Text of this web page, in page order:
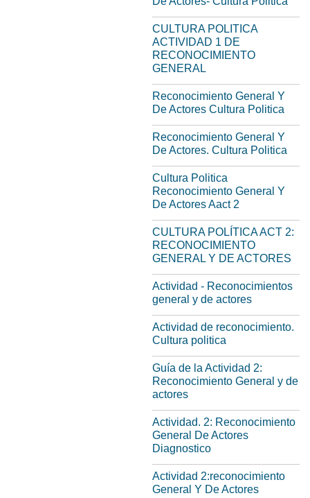
CULTURA POLITICA
ACTIVIDAD 1 DE
RECONOCIMIENTO
GENERAL
Reconocimiento General Y
De Actores Cultura Politica
Reconocimiento General Y
De Actores. Cultura Politica
Cultura Politica
Reconocimiento General Y
De Actores Aact 2
CULTURA POLÍTICA ACT 2:
RECONOCIMIENTO
GENERAL Y DE ACTORES
Actividad - Reconocimientos
general y de actores
Actividad de reconocimiento.
Cultura politica
Guía de la Actividad 2:
Reconocimiento General y de
actores
Actividad. 2: Reconocimiento
General De Actores
Diagnostico
Actividad 2:reconocimiento
General Y De Actores